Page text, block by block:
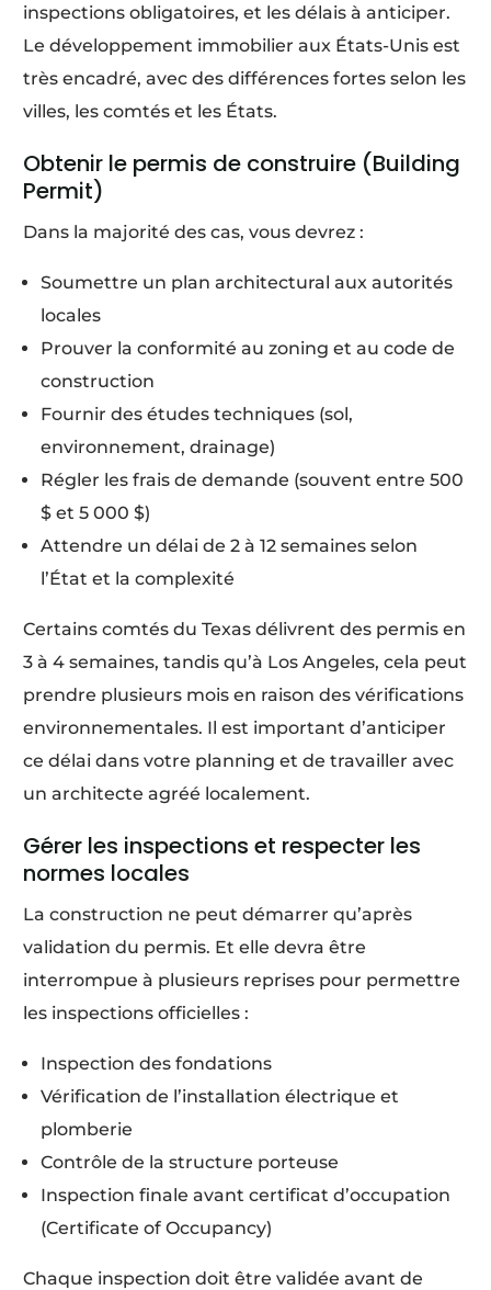
inspections obligatoires, et les délais à anticiper.
Le développement immobilier aux États-Unis est
très encadré, avec des différences fortes selon les
villes, les comtés et les États.
Obtenir le permis de construire (Building
Permit)
Dans la majorité des cas, vous devrez :
Soumettre un plan architectural aux autorités
locales
Prouver la conformité au zoning et au code de
construction
Fournir des études techniques (sol,
environnement, drainage)
Régler les frais de demande (souvent entre 500
$ et 5 000 $)
Attendre un délai de 2 à 12 semaines selon
l’État et la complexité
Certains comtés du Texas délivrent des permis en
3 à 4 semaines, tandis qu’à Los Angeles, cela peut
prendre plusieurs mois en raison des vérifications
environnementales. Il est important d’anticiper
ce délai dans votre planning et de travailler avec
un architecte agréé localement.
Gérer les inspections et respecter les
normes locales
La construction ne peut démarrer qu’après
validation du permis. Et elle devra être
interrompue à plusieurs reprises pour permettre
les inspections officielles :
Inspection des fondations
Vérification de l’installation électrique et
plomberie
Contrôle de la structure porteuse
Inspection finale avant certificat d’occupation
(Certificate of Occupancy)
Chaque inspection doit être validée avant de